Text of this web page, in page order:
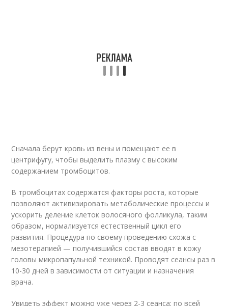
Сначала берут кровь из вены и помещают ее в
центрифугу, чтобы выделить плазму с высоким
содержанием тромбоцитов.
В тромбоцитах содержатся факторы роста, которые
позволяют активизировать метаболические процессы и
ускорить деление клеток волосяного фолликула, таким
образом, нормализуется естественный цикл его
развития. Процедура по своему проведению схожа с
мезотерапией — получившийся состав вводят в кожу
головы микропапульной техникой. Проводят сеансы раз в
10-30 дней в зависимости от ситуации и назначения
врача.
Увидеть эффект можно уже через 2-3 сеанса: по всей